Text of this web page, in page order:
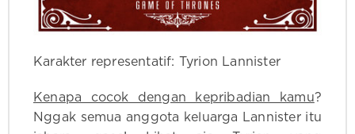
Karakter representatif: Tyrion Lannister
Kenapa cocok dengan kepribadian kamu?
Nggak semua anggota keluarga Lannister itu